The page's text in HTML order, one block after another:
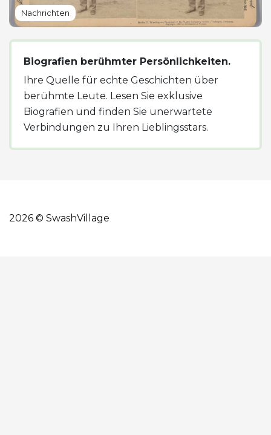
Nachrichten
Biografien berühmter Persönlichkeiten.
Ihre Quelle für echte Geschichten über
berühmte Leute. Lesen Sie exklusive
Biografien und finden Sie unerwartete
Verbindungen zu Ihren Lieblingsstars.
2026 © SwashVillage